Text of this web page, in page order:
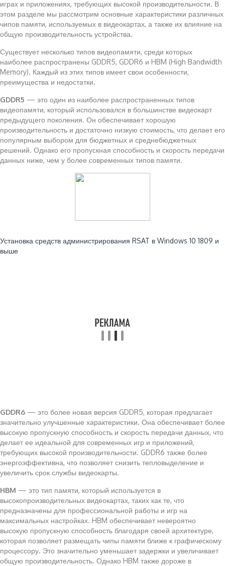
играх и приложениях, требующих высокой производительности. В
этом разделе мы рассмотрим основные характеристики различных
чипов памяти, используемых в видеокартах, а также их влияние на
общую производительность устройства.
Существует несколько типов видеопамяти, среди которых
наиболее распространены GDDR5, GDDR6 и HBM (High Bandwidth
Memory). Каждый из этих типов имеет свои особенности,
преимущества и недостатки.
GDDR5 — это один из наиболее распространенных типов
видеопамяти, который использовался в большинстве видеокарт
предыдущего поколения. Он обеспечивает хорошую
производительность и достаточно низкую стоимость, что делает его
популярным выбором для бюджетных и среднебюджетных
решений. Однако его пропускная способность и скорость передачи
данных ниже, чем у более современных типов памяти.
Установка средств администрирования RSAT в Windows 10 1809 и
выше
GDDR6 — это более новая версия GDDR5, которая предлагает
значительно улучшенные характеристики. Она обеспечивает более
высокую пропускную способность и скорость передачи данных, что
делает ее идеальной для современных игр и приложений,
требующих высокой производительности. GDDR6 также более
энергоэффективна, что позволяет снизить тепловыделение и
увеличить срок службы видеокарты.
HBM — это тип памяти, который используется в
высокопроизводительных видеокартах, таких как те, что
предназначены для профессиональной работы и игр на
максимальных настройках. HBM обеспечивает невероятно
высокую пропускную способность благодаря своей архитектуре,
которая позволяет размещать чипы памяти ближе к графическому
процессору. Это значительно уменьшает задержки и увеличивает
общую производительность. Однако HBM также дороже в